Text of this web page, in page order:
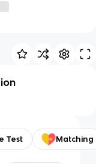
Test Matching